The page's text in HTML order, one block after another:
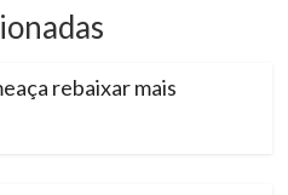
rebaixar mais